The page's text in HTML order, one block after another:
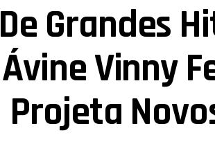
De Grandes
Ávine Vinny
Projeta